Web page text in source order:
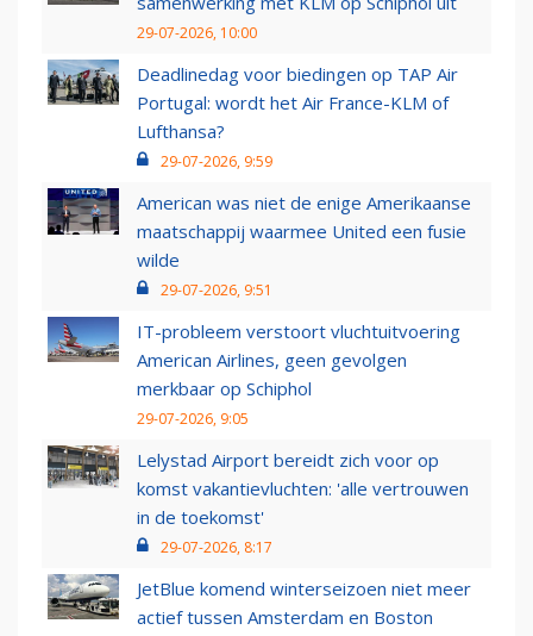
29-07-2026, 10:00
Deadlinedag voor biedingen op TAP Air
Portugal: wordt het Air France-KLM of
Lufthansa?
29-07-2026, 9:59
American was niet de enige Amerikaanse
maatschappij waarmee United een fusie
wilde
29-07-2026, 9:51
IT-probleem verstoort vluchtuitvoering
American Airlines, geen gevolgen
merkbaar op Schiphol
29-07-2026, 9:05
Lelystad Airport bereidt zich voor op
komst vakantievluchten: 'alle vertrouwen
in de toekomst'
29-07-2026, 8:17
JetBlue komend winterseizoen niet meer
actief tussen Amsterdam en Boston